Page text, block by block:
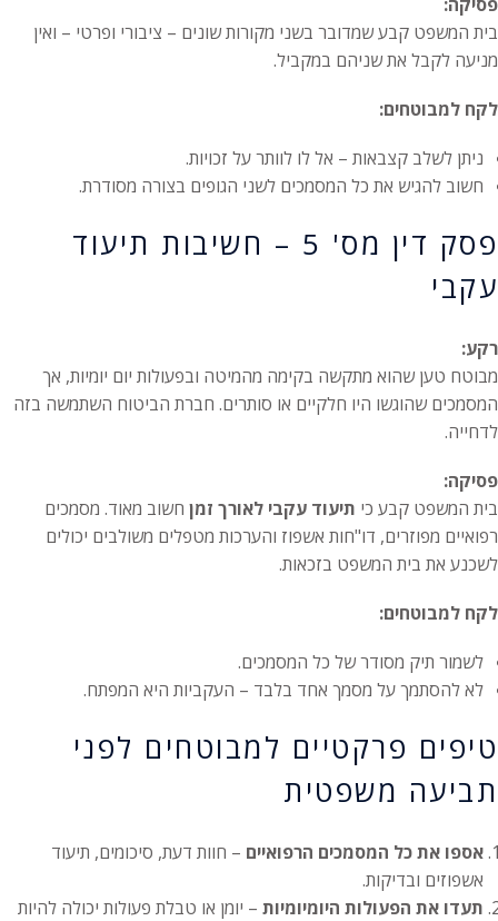
בית המשפט קבע שמדובר בשני מקורות שונים – ציבורי ופרטי – ואין
מניעה לקבל את שניהם במקביל.
לקח למבוטחים:
ניתן לשלב קצבאות – אל לו לוותר על זכויות.
חשוב להגיש את כל המסמכים לשני הגופים בצורה מסודרת.
פסק דין מס' 5 – חשיבות תיעוד
עקבי
רקע:
מבוטח טען שהוא מתקשה בקימה מהמיטה ובפעולות יום יומיות, אך
המסמכים שהוגשו היו חלקיים או סותרים. חברת הביטוח השתמשה בזה
לדחייה.
פסיקה:
בית המשפט קבע כי תיעוד עקבי לאורך זמן חשוב מאוד. מסמכים
רפואיים מפוזרים, דו"חות אשפוז והערכות מטפלים משולבים יכולים
לשכנע את בית המשפט בזכאות.
לקח למבוטחים:
לשמור תיק מסודר של כל המסמכים.
לא להסתמך על מסמך אחד בלבד – העקביות היא המפתח.
טיפים פרקטיים למבוטחים לפני
תביעה משפטית
אספו את כל המסמכים הרפואיים – חוות דעת, סיכומים, תיעוד
אשפוזים ובדיקות.
תעדו את הפעולות היומיומיות – יומן או טבלת פעולות יכולה להיות